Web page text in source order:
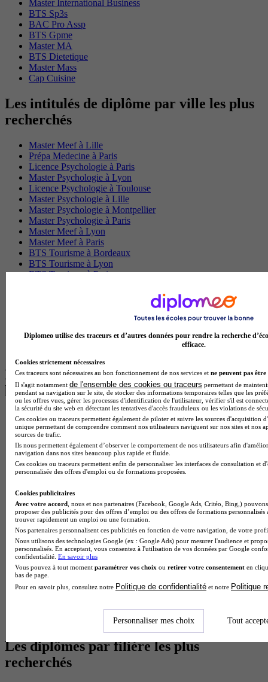
Master International Business
BTS Sp3s
BAC Pro Assp
BTS Gpme
Master MA
BTS Dietetique
Master Mass
Cap Cuisine
Les intitulés de diplôme par ville les plus
recherchés
Master Meef à Lille
Prépa Medecine à Paris
Licence Psychologie à Paris
Master Psychologie à Lyon
Licence Psychologie à Toulouse
Master Psychologie à Lille
Master Psychologie à Montpellier
Master Psychologie à Paris
Master Meef à Lyon
Master Meef à Paris
BTS Tourisme à Bordeaux
BTS Tourisme à Lyon
BTS Tourisme à Paris
BTS Communication à Bordeaux
BTS Communication à Lyon
Les intitulés de diplôme par alternance
les plus recherchés
BTS Esf en alternance
BTS Dietetique en alternance
BTS Mco en alternance
BTS Pi en alternance
BTS Sp3s en alternance
Master CCA en alternance
BTS Sam en alternance
Cap Fleuriste en alternance
BTS Sio en alternance
MSc Marketing Digital en alternance
BTS Gpme en alternance
Cap Electricien en alternance
BTS Gpn en alternance
BTS Domotique en alternance
BAC Pro Agora en alternance
BTS Sta en alternance
BTS Tpl en alternance
Les diplômes par filière les plus
recherchés
Diplomeo utilise des traceurs et d’autres données pour rendre la recherche
efficace.
Cookies strictement nécessaires
Ces traceurs sont nécessaires au bon fonctionnement de nos services et ne peuvent pas être
Il s'agit notamment de l'ensemble des cookies ou traceurs permettant de
pendant sa navigation sur le site, de stocker des informations temporaires telles que les
ou les offres vues, gérer les processus d'identification de l'utilisateur, vérifier s'il est
la sécurité du site web en détectant les tentatives d'accès frauduleux ou les violations de
Ces cookies ou traceurs permettent également de piloter et suivre les sources d'acquisition
unique permettant de comprendre comment nos utilisateurs naviguent sur nos sites et nos
sources de trafic.
Ils nous permettent également d’observer le comportement de nos utilisateurs afin
navigation dans nos sites beaucoup plus rapide et fluide.
Ces cookies ou traceurs permettent enfin de personnaliser les interfaces de consultation et
personnalisée des offres d'emploi ou de formations proposées.
Cookies publicitaires
Avec votre accord , nous et nos partenaires (Facebook, Google Ads, Critéo, Bing,)
proposer des publicités pour des offres d’emploi ou des offres de formations
trouver rapidement un emploi ou une formation.
Nos partenaires personnalisent ces publicités en fonction de votre navigation, de votre
Nous utilisons des technologies Google (ex : Google Ads) pour mesurer l'audience et
personnalisés. En acceptant, vous consentez à l'utilisation de vos données par Google
confidentialité. En savoir plus
Vous pouvez à tout moment paramétrer vos choix ou retirer votre consentement en
bas de page.
Pour en savoir plus, consultez notre Politique de confidentialité et notre Politique
Personnaliser mes choix Tout